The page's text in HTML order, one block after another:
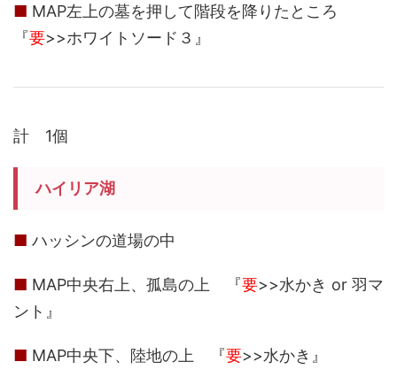
■ MAP左上の墓を押して階段を降りたところ
『要>>ホワイトソード３』
計 1個
ハイリア湖
■ ハッシンの道場の中
■ MAP中央右上、孤島の上 『要>>水かき or 羽マ
ント』
■ MAP中央下、陸地の上 『要>>水かき』